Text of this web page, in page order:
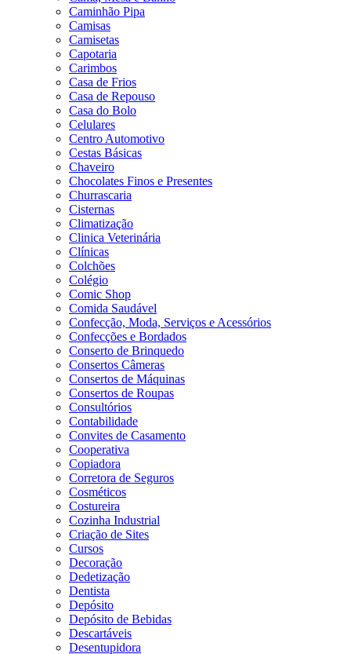
Caminhão Pipa
Camisas
Camisetas
Capotaria
Carimbos
Casa de Frios
Casa de Repouso
Casa do Bolo
Celulares
Centro Automotivo
Cestas Básicas
Chaveiro
Chocolates Finos e Presentes
Churrascaria
Cisternas
Climatização
Clinica Veterinária
Clínicas
Colchões
Colégio
Comic Shop
Comida Saudável
Confecção, Moda, Serviços e Acessórios
Confecções e Bordados
Conserto de Brinquedo
Consertos Câmeras
Consertos de Máquinas
Consertos de Roupas
Consultórios
Contabilidade
Convites de Casamento
Cooperativa
Copiadora
Corretora de Seguros
Cosméticos
Costureira
Cozinha Industrial
Criação de Sites
Cursos
Decoração
Dedetização
Dentista
Depósito
Depósito de Bebidas
Descartáveis
Desentupidora